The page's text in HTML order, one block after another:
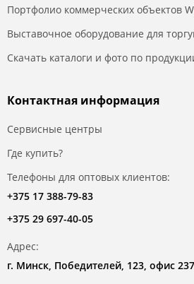
Портфолио коммерческих объектов
Выставочное оборудование для
Скачать каталоги и фото по
Контактная информация
Сервисные центры
Где купить?
Телефоны для оптовых клиентов:
+375 17 388-79-83
+375 29 697-40-05
Адрес:
г. Минск, Победителей, 123, офис 237